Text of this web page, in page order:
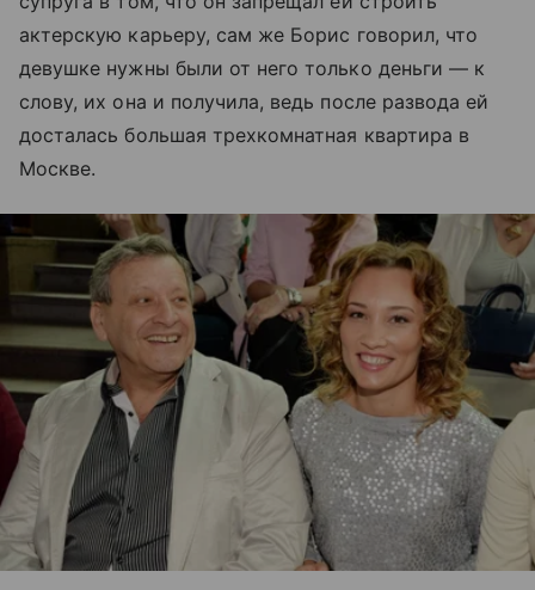
актерскую карьеру, сам же Борис говорил, что
девушке нужны были от него только деньги — к
слову, их она и получила, ведь после развода ей
досталась большая трехкомнатная квартира в
Москве.